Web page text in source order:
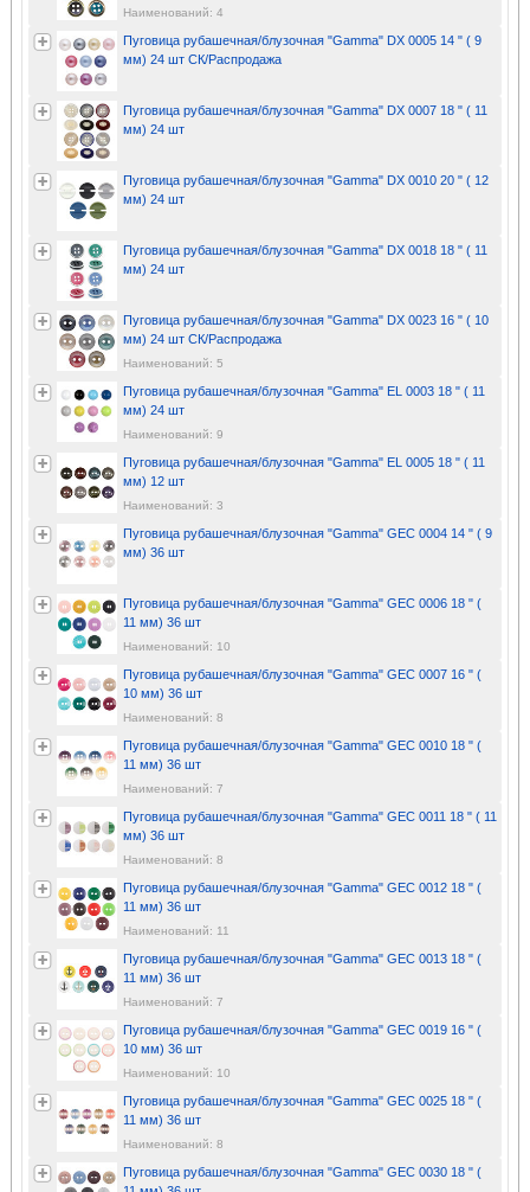
Наименований: 4
Пуговица рубашечная/блузочная "Gamma" DX 0005 14 " ( 9
мм) 24 шт СК/Распродажа
Пуговица рубашечная/блузочная "Gamma" DX 0007 18 " ( 11
мм) 24 шт
Пуговица рубашечная/блузочная "Gamma" DX 0010 20 " ( 12
мм) 24 шт
Пуговица рубашечная/блузочная "Gamma" DX 0018 18 " ( 11
мм) 24 шт
Пуговица рубашечная/блузочная "Gamma" DX 0023 16 " ( 10
мм) 24 шт СК/Распродажа
Наименований: 5
Пуговица рубашечная/блузочная "Gamma" EL 0003 18 " ( 11
мм) 24 шт
Наименований: 9
Пуговица рубашечная/блузочная "Gamma" EL 0005 18 " ( 11
мм) 12 шт
Наименований: 3
Пуговица рубашечная/блузочная "Gamma" GEC 0004 14 " ( 9
мм) 36 шт
Пуговица рубашечная/блузочная "Gamma" GEC 0006 18 " (
11 мм) 36 шт
Наименований: 10
Пуговица рубашечная/блузочная "Gamma" GEC 0007 16 " (
10 мм) 36 шт
Наименований: 8
Пуговица рубашечная/блузочная "Gamma" GEC 0010 18 " (
11 мм) 36 шт
Наименований: 7
Пуговица рубашечная/блузочная "Gamma" GEC 0011 18 " ( 11
мм) 36 шт
Наименований: 8
Пуговица рубашечная/блузочная "Gamma" GEC 0012 18 " (
11 мм) 36 шт
Наименований: 11
Пуговица рубашечная/блузочная "Gamma" GEC 0013 18 " (
11 мм) 36 шт
Наименований: 7
Пуговица рубашечная/блузочная "Gamma" GEC 0019 16 " (
10 мм) 36 шт
Наименований: 10
Пуговица рубашечная/блузочная "Gamma" GEC 0025 18 " (
11 мм) 36 шт
Наименований: 8
Пуговица рубашечная/блузочная "Gamma" GEC 0030 18 " (